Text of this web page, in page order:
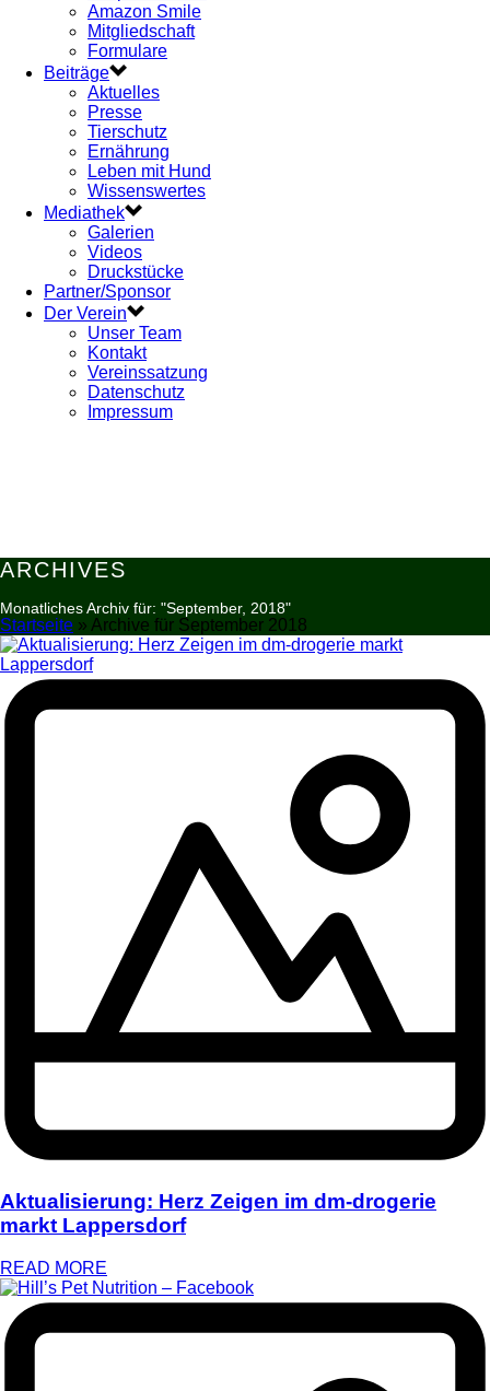
Amazon Smile
Mitgliedschaft
Formulare
Beiträge
Aktuelles
Presse
Tierschutz
Ernährung
Leben mit Hund
Wissenswertes
Mediathek
Galerien
Videos
Druckstücke
Partner/Sponsor
Der Verein
Unser Team
Kontakt
Vereinssatzung
Datenschutz
Impressum
ARCHIVES
Monatliches Archiv für: "September, 2018"
Startseite » Archive für September 2018
Aktualisierung: Herz Zeigen im dm-drogerie
markt Lappersdorf
READ MORE